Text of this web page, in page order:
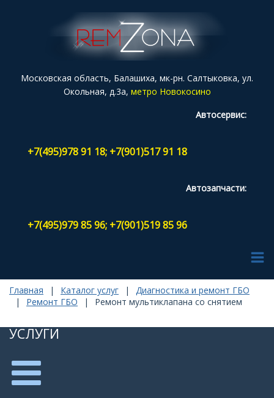
Московская область, Балашиха, мк-рн. Салтыковка, ул.
Окольная, д.3а, метро Новокосино
Автосервис:
+7(495)978 91 18; +7(901)517 91 18
Автозапчасти:
+7(495)979 85 96; +7(901)519 85 96
Главная | Каталог услуг |
Диагностика и ремонт ГБО
|
Ремонт ГБО | Ремонт мультиклапана со снятием
УСЛУГИ